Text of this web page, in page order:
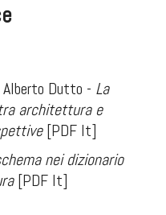
Alberto Dutto - La
architettura e
[PDF It]
nei dizionario
[PDF It]